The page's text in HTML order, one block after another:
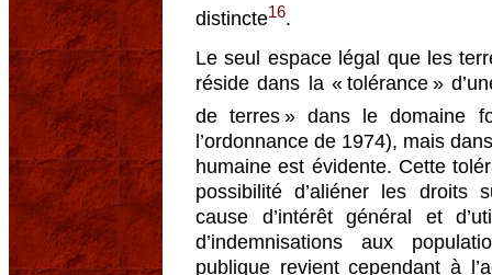
distincte16.
Le seul espace légal que les
réside dans la « tolérance »
de terres » dans le domaine
l’ordonnance de 1974), mais
humaine est évidente. Cette
possibilité d’aliéner les droits
cause d’intérêt général et
d’indemnisations aux
publique revient cependant à